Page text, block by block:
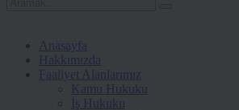
Anasayfa
Hakkımızda
Faaliyet Alanlarımız
Kamu Hukuku
İş Hukuku